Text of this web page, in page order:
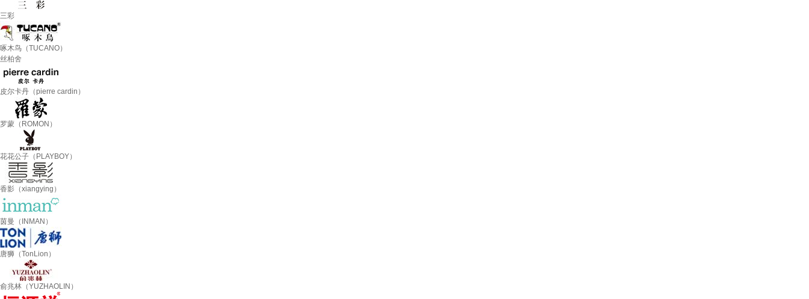
三彩
啄木鸟（TUCANO）
丝柏舍
皮尔卡丹（pierre cardin）
罗蒙（ROMON）
花花公子（PLAYBOY）
香影（xiangying）
茵曼（INMAN）
唐狮（TonLion）
俞兆林（YUZHAOLIN）